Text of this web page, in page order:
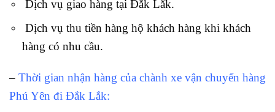
Dịch vụ giao hàng tại Đắk Lắk.
Dịch vụ thu tiền hàng hộ khách hàng khi khách
hàng có nhu cầu.
– Thời gian nhận hàng của chành xe vận chuyển hàng
Phú Yên đi Đắk Lắk: